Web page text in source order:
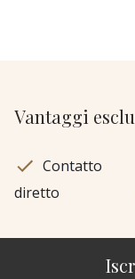
Vantaggi
Contatto
diretto